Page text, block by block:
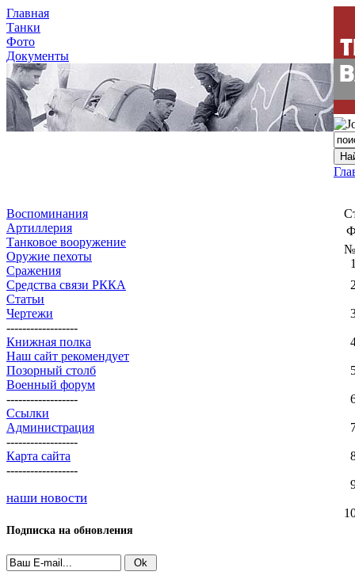
Главная
Танки
Фото
Документы
Воспоминания
Артиллерия
Танковое вооружение
Оружие пехоты
Сражения
Средства связи РККА
Статьи
Чертежи
------------------
Книжная полка
Наш сайт рекомендует
Позорный столб
Военный форум
------------------
Ссылки
Администрация
------------------
Карта сайта
------------------
наши новости
Подписка на обновления
№